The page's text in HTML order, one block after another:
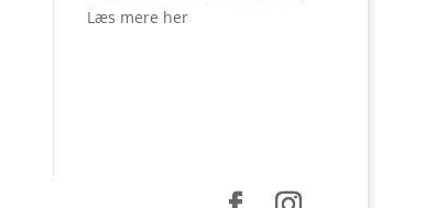
Læs mere her